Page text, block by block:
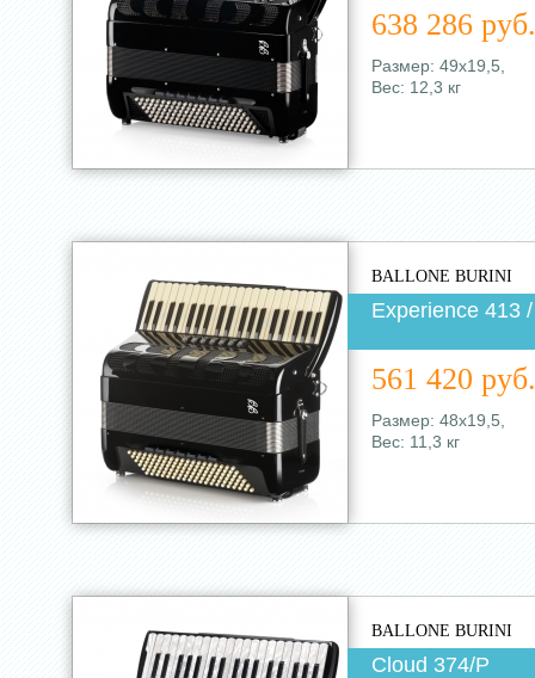
638 286 руб.
Размер: 49х19,5,
Вес: 12,3 кг
BALLONE BURINI
Experience 413
561 420 руб.
Размер: 48х19,5,
Вес: 11,3 кг
BALLONE BURINI
Cloud 374/Р